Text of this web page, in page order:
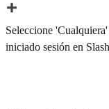
Seleccione
iniciado sesión en